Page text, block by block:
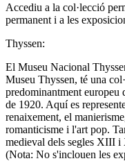
Accediu a la col·lecció
permanent i a les
Thyssen:
El Museu Nacional
Museu Thyssen, té una
predominantment europeu
de 1920. Aquí es
renaixement, el
romanticisme i l'art pop.
medieval dels segles XIII
(Nota: No s'inclouen les